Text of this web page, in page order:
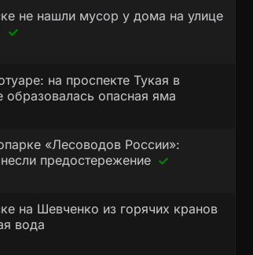
не нашли мусор у дома на улице
на проспекте Тукая в
образовалась опасная яма
«Лесоводов России»:
предостережение
на Шевченко из горячих кранов
вода